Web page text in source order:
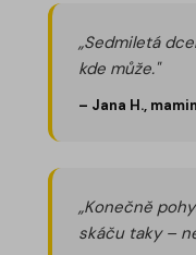
„Sedmiletá
kde může."
– Jana H.,
„Konečně
skáču taky –